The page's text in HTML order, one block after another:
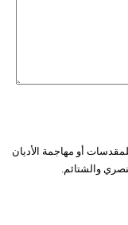
أو مهاجمة الأديان
والشتائم.